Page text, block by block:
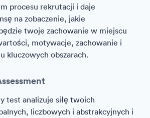
procesu rekrutacji i daje
na zobaczenie, jakie
twoje zachowanie w miejscu
motywacje, zachowanie i
kluczowych obszarach.
test analizuje siłę twoich
liczbowych i abstrakcyjnych i